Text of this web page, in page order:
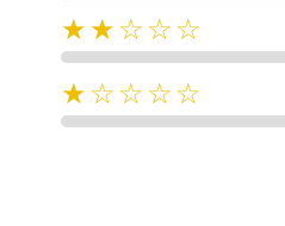
★★☆☆☆
★☆☆☆☆